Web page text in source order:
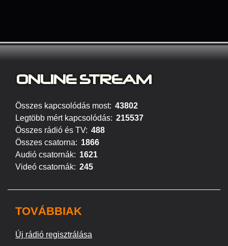
ONLINE STREAM
Összes kapcsolódás most: 43802
Legtöbb mért kapcsolódás: 215537
Összes rádió és TV: 488
Összes csatorna: 1866
Audió csatornák: 1621
Videó csatornák: 245
TOVÁBBIAK
Új rádió regisztrálása